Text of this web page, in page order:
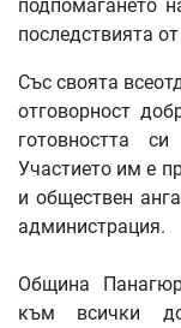
подпомагането
последствията
Със своята
отговорност
готовността
Участието им е
и обществен
администрация.
Община
към всички